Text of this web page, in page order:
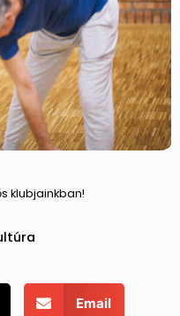
klubjainkban!
Email